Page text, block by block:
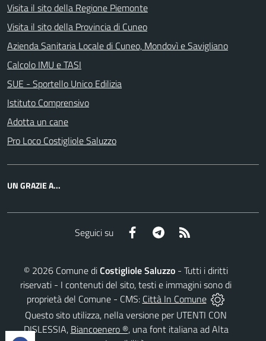
Visita il sito della Regione Piemonte
Visita il sito della Provincia di Cuneo
Azienda Sanitaria Locale di Cuneo, Mondovì e Savigliano
Calcolo IMU e TASI
SUE - Sportello Unico Edilizia
Istituto Comprensivo
Adotta un cane
Pro Loco Costigliole Saluzzo
UN GRAZIE A...
Seguici su Facebook Telegram
© 2026 Comune diCostigliole Saluzzo - Tutti i diritti
riservati - I contenuti del sito, testi e immagini sono di
proprietà del Comune - CMS: Città In Comune
Questo sito utilizza, nella versione per UTENTI CON
DISLESSIA, Biancoenero ®, una font italiana ad Alta